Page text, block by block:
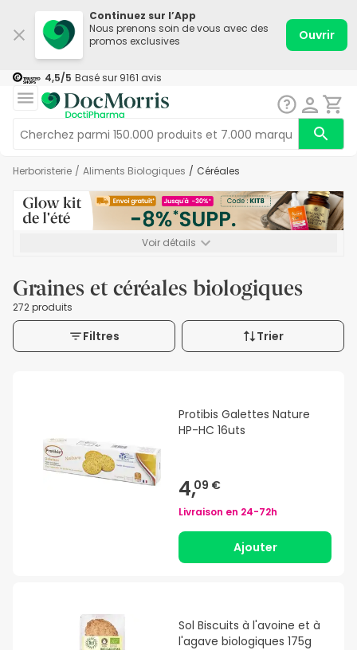
Continuez sur l’App
Nous prenons soin de vous avec des
promos exclusives
Ouvrir
4,5/5 Basé sur 9161 avis
Herboristerie / Aliments Biologiques / Céréales
Voir détails
Graines et céréales biologiques
272 produits
Filtres Trier
Protibis Galettes Nature
HP-HC 16uts
4,09 €
Livraison en 24-72h
Ajouter
Sol Biscuits à l'avoine et à
l'agave biologiques 175g